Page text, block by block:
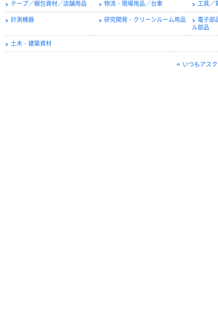
テープ／梱包資材／店舗用品 物流・現場用品／台車 工具／
計測機器 研究開発・クリーンルーム用品
電子部
ル部品
土木・建築資材
いつもアス